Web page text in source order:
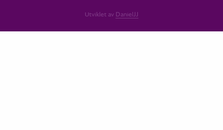
Utviklet av DanielJJ